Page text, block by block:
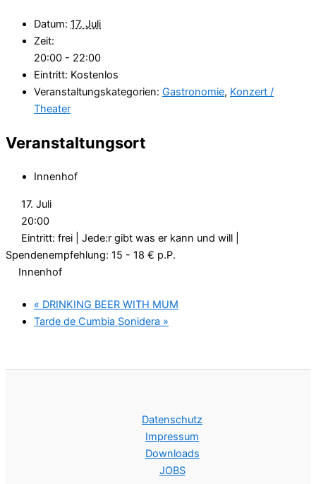
Datum: 17. Juli
Zeit:
20:00 - 22:00
Eintritt: Kostenlos
Veranstaltungskategorien: Gastronomie, Konzert /
Theater
Veranstaltungsort
Innenhof
17. Juli
20:00
Eintritt: frei | Jede:r gibt was er kann und will |
Spendenempfehlung: 15 - 18 € p.P.
Innenhof
« DRINKING BEER WITH MUM
Tarde de Cumbia Sonidera »
Datenschutz
Impressum
Downloads
JOBS